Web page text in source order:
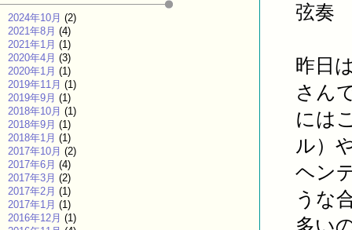
弦奏
昨日
さん
には
ル）
ヘン
うな
多い
2024年10月 (2)
2021年8月 (4)
2021年1月 (1)
2020年4月 (3)
2020年1月 (1)
2019年11月 (1)
2019年9月 (1)
2018年10月 (1)
2018年9月 (1)
2018年1月 (1)
2017年10月 (2)
2017年6月 (4)
2017年3月 (2)
2017年2月 (1)
2017年1月 (1)
2016年12月 (1)